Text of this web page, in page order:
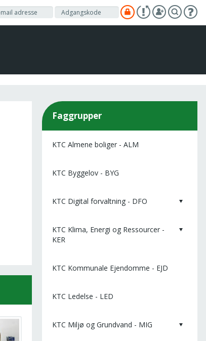
Faggrupper
KTC Almene boliger - ALM
KTC Byggelov - BYG
KTC Digital forvaltning - DFO
KTC Klima, Energi og Ressourcer -
KER
KTC Kommunale Ejendomme - EJD
KTC Ledelse - LED
KTC Miljø og Grundvand - MIG